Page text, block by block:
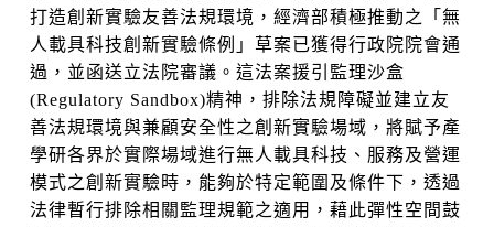
打造創新實驗友善法規環境，經濟部積極推動之「無
人載具科技創新實驗條例」草案已獲得行政院院會通
過，並函送立法院審議。這法案援引監理沙盒
(Regulatory Sandbox)精神，排除法規障礙並建立友
善法規環境與兼顧安全性之創新實驗場域，將賦予產
學研各界於實際場域進行無人載具科技、服務及營運
模式之創新實驗時，能夠於特定範圍及條件下，透過
法律暫行排除相關監理規範之適用，藉此彈性空間鼓